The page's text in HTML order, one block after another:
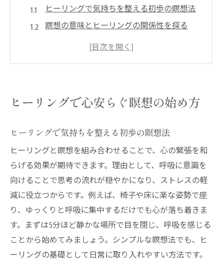
ヒーリングで気持ちを整える初歩の瞑想法
瞑想の意味とヒーリングの関係性を探る
日常に取り入れやすいヒーリング瞑想のコ
ヒーリング瞑想で心をリセットするポイン
自分に合うヒーリング瞑想の始め方を見極
める
瞑想ポーズの意味と正しい姿勢の秘訣
ヒーリングと瞑想ポーズの深い意味を知る
安定する姿勢でヒーリング効果を高める方
法
ヨガ瞑想ポーズでヒーリングを深める工夫
手のポーズが導くヒーリングの新たな体験
ヒーリングで心安らぐ瞑想の始め方
ヒーリングで気持ちを整える初歩の瞑想法
ヒーリングと瞑想を組み合わせることで、心の緊張を和
らげる効果が期待できます。理由として、呼吸に意識を
向けることで思考の流れが穏やかになり、ストレスの軽
減に役立つからです。例えば、椅子や床に楽な姿勢で座
り、ゆっくりと呼吸に集中するだけでも心が落ち着きま
す。まずは5分ほど静かな場所で目を閉じ、呼吸を感じる
ことから始めてみましょう。シンプルな瞑想法でも、ヒ
ーリングの基礎として日常に取り入れやすい方法です。